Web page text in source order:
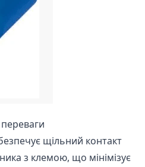
щільний контакт
з клемою, що мінімізує